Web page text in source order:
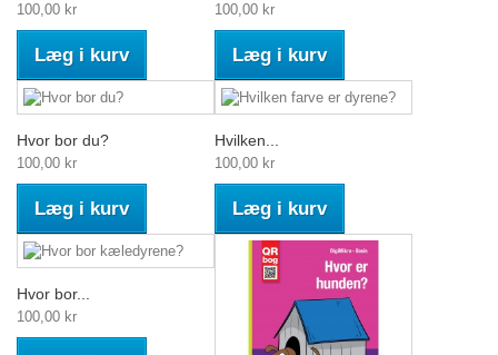
100,00 kr
Læg i kurv
100,00 kr
Læg i kurv
Hvor bor du?
100,00 kr
Læg i kurv
Hvilken...
100,00 kr
Læg i kurv
Hvor bor...
100,00 kr